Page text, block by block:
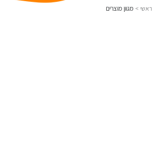
ראשי > מגוון מוצרים